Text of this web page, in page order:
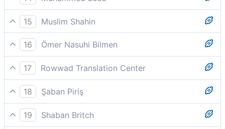
fısıldayan sinsi ayartıcının şerrinden,
15
Muslim Shahin
(insan Allah'ı andığında) pusuya çekilen şeytanının
şerrinden,
16
Ömer Nasuhi Bilmen
«O gizlice vesvese verenin şerrinden.»
17
Rowwad Translation Center
Sinsi/(Allah anıldığında geri kaçan) vesvesecinin
şerrinden.
18
Şaban Piriş
Sinsi vesvesecinin şerrinden.
19
Shaban Britch